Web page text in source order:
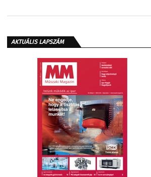
AKTUÁLIS LAPSZÁM